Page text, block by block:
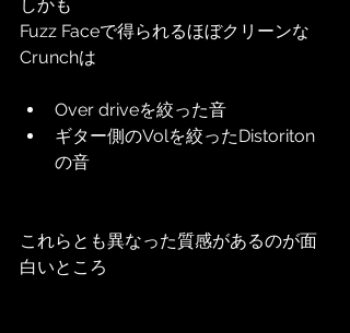
しかも
Fuzz Faceで得られるほぼクリーンな
Crunchは
Over driveを絞った音
ギター側のVolを絞ったDistoriton
の音
これらとも異なった質感があるのが面
白いところ